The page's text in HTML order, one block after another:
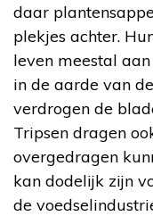
daar
plekjes achter.
leven meestal
in de aarde van
verdrogen de
Tripsen dragen
overgedragen
kan dodelijk zijn
de